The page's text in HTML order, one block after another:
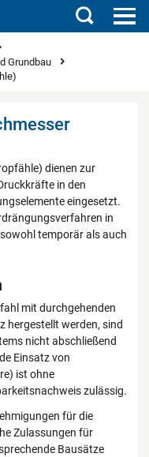
Suchen
Grundbau
dienen zur
in den
eingesetzt.
in
temporär als auch
mit durchgehenden
hergestellt werden, sind
nicht abschließend
Einsatz von
ist ohne
zulässig.
für die
Zulassungen für
Bausätze